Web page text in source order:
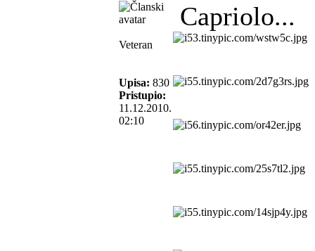
Veteran
Upisa: 830
Pristupio:
11.12.2010.
02:10
Capriolo...